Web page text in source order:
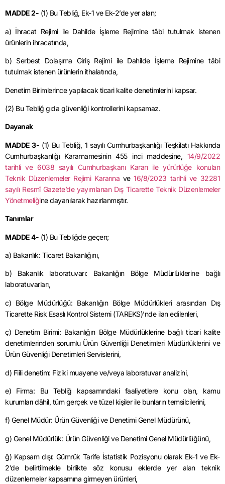
MADDE 2- (1) Bu Tebliğ, Ek-1 ve Ek-2’de yer alan;
a) İhracat Rejimi ile Dahilde İşleme Rejimine tâbi tutulmak istenen
ürünlerin ihracatında,
b) Serbest Dolaşıma Giriş Rejimi ile Dahilde İşleme Rejimine tâbi
tutulmak istenen ürünlerin ithalatında,
Denetim Birimlerince yapılacak ticari kalite denetimlerini kapsar.
(2) Bu Tebliğ gıda güvenliği kontrollerini kapsamaz.
Dayanak
MADDE 3- (1) Bu Tebliğ, 1 sayılı Cumhurbaşkanlığı Teşkilatı Hakkında
Cumhurbaşkanlığı Kararnamesinin 455 inci maddesine, 14/9/2022
tarihli ve 6038 sayılı Cumhurbaşkanı Kararı ile yürürlüğe konulan
Teknik Düzenlemeler Rejimi Kararına ve16/8/2023 tarihli ve 32281
sayılı Resmî Gazete’de yayımlanan Dış Ticarette Teknik Düzenlemeler
Yönetmeliğine dayanılarak hazırlanmıştır.
Tanımlar
MADDE 4- (1) Bu Tebliğde geçen;
a) Bakanlık: Ticaret Bakanlığını,
b) Bakanlık laboratuvarı: Bakanlığın Bölge Müdürlüklerine bağlı
laboratuvarları,
c) Bölge Müdürlüğü: Bakanlığın Bölge Müdürlükleri arasından Dış
Ticarette Risk Esaslı Kontrol Sistemi (TAREKS)’nde ilan edilenleri,
ç) Denetim Birimi: Bakanlığın Bölge Müdürlüklerine bağlı ticari kalite
denetimlerinden sorumlu Ürün Güvenliği Denetimleri Müdürlüklerini ve
Ürün Güvenliği Denetimleri Servislerini,
d) Fiili denetim: Fiziki muayene ve/veya laboratuvar analizini,
e) Firma: Bu Tebliğ kapsamındaki faaliyetlere konu olan, kamu
kurumları dâhil, tüm gerçek ve tüzel kişiler ile bunların temsilcilerini,
f) Genel Müdür: Ürün Güvenliği ve Denetimi Genel Müdürünü,
g) Genel Müdürlük: Ürün Güvenliği ve Denetimi Genel Müdürlüğünü,
ğ) Kapsam dışı: Gümrük Tarife İstatistik Pozisyonu olarak Ek-1 ve Ek-
2’de belirtilmekle birlikte söz konusu eklerde yer alan teknik
düzenlemeler kapsamına girmeyen ürünleri,